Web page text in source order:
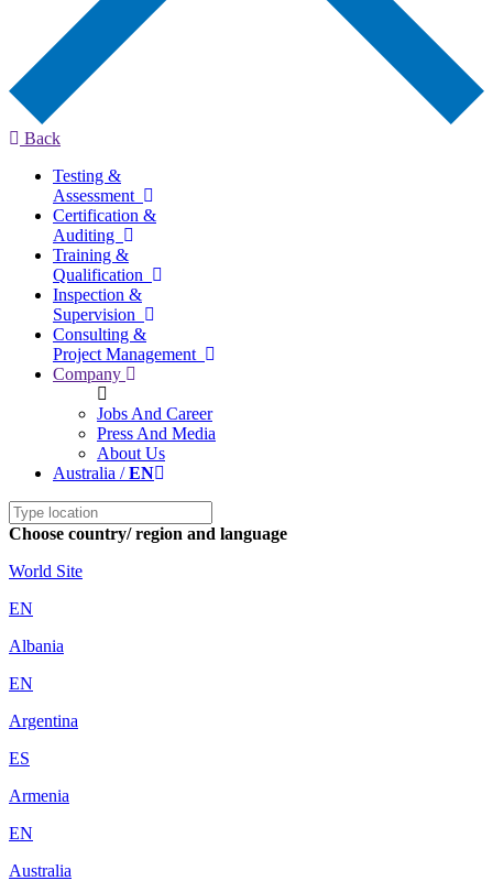
Back
Testing &
Assessment
Certification &
Auditing
Training &
Qualification
Inspection &
Supervision
Consulting &
Project Management
Company
Jobs And Career
Press And Media
About Us
Australia /EN
Choose country/ region and language
World Site
EN
Albania
EN
Argentina
ES
Armenia
EN
Australia